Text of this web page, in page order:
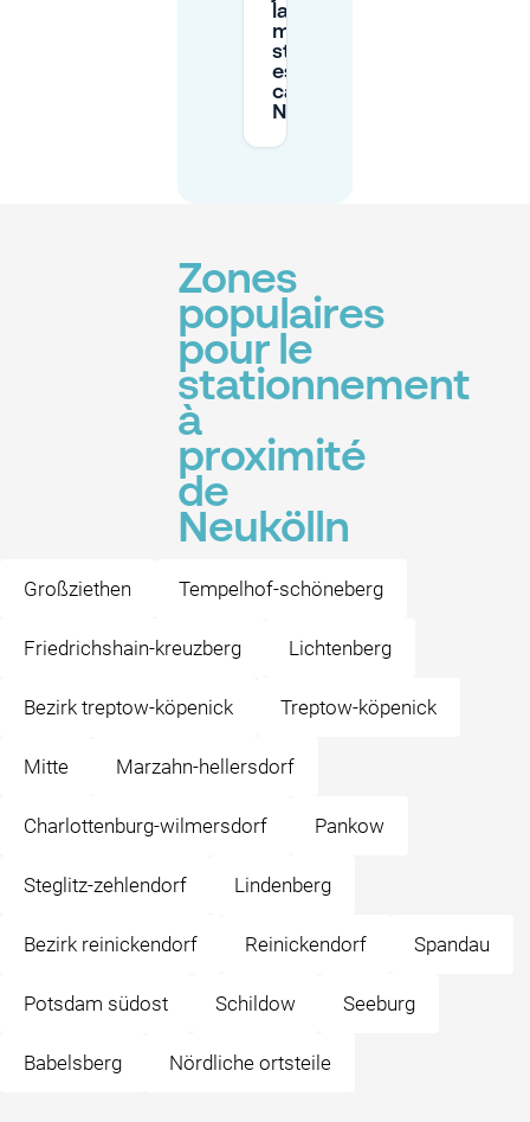
la
machine à
stationner
est
cassée à
Neukölln ?
Zones
populaires
pour le
stationnement
à
proximité
de
Neukölln
Großziethen Tempelhof-schöneberg
Friedrichshain-kreuzberg Lichtenberg
Bezirk treptow-köpenick Treptow-köpenick
Mitte Marzahn-hellersdorf
Charlottenburg-wilmersdorf Pankow
Steglitz-zehlendorf Lindenberg
Bezirk reinickendorf Reinickendorf Spandau
Potsdam südost Schildow Seeburg
Babelsberg Nördliche ortsteile